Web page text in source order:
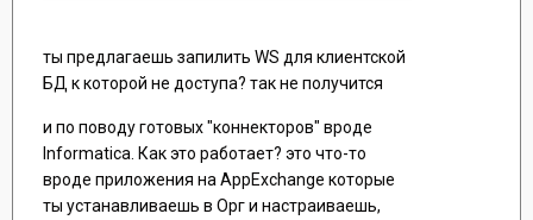
ты предлагаешь запилить WS для клиентской
БД к которой не доступа? так не получится
и по поводу готовых "коннекторов" вроде
Informatica. Как это работает? это что-то
вроде приложения на AppExchange которые
ты устанавливаешь в Орг и настраиваешь,